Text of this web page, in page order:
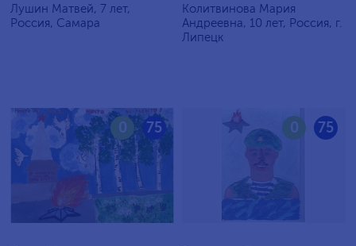
Лушин Матвей, 7 лет,
Россия, Самара
Колитвинова Мария
Андреевна, 10 лет, Россия, г.
Липецк
75
0 75
0